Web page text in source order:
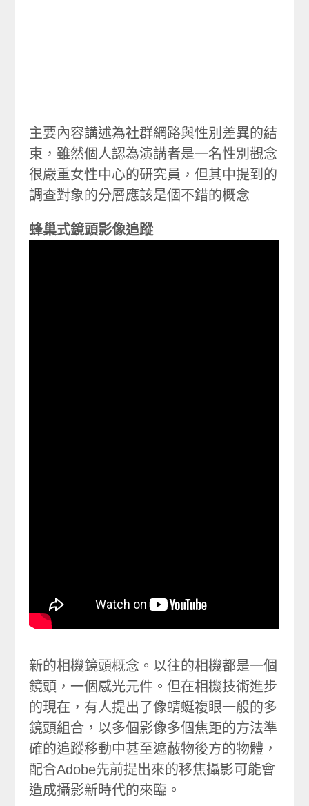
主要內容講述為社群網路與性別差異的結
束，雖然個人認為演講者是一名性別觀念
很嚴重女性中心的研究員，但其中提到的
調查對象的分層應該是個不錯的概念
蜂巢式鏡頭影像追蹤
新的相機鏡頭概念。以往的相機都是一個
鏡頭，一個感光元件。但在相機技術進步
的現在，有人提出了像蜻蜓複眼一般的多
鏡頭組合，以多個影像多個焦距的方法準
確的追蹤移動中甚至遮蔽物後方的物體，
配合Adobe先前提出來的移焦攝影可能會
造成攝影新時代的來臨。